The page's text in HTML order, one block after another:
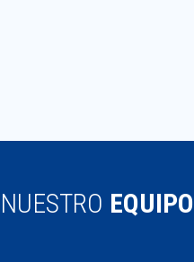
NUESTRO EQUIPO